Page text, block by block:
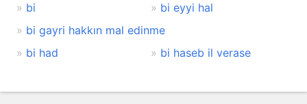
bi
bi eyyi hal
bi gayri hakkın mal edinme
bi had
bi haseb il verase